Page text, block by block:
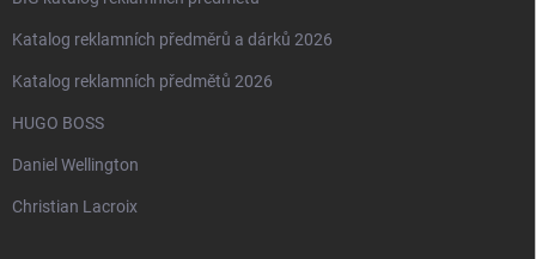
Katalog reklamních předměrů a dárků 2026
Katalog reklamních předmětů 2026
HUGO BOSS
Daniel Wellington
Christian Lacroix